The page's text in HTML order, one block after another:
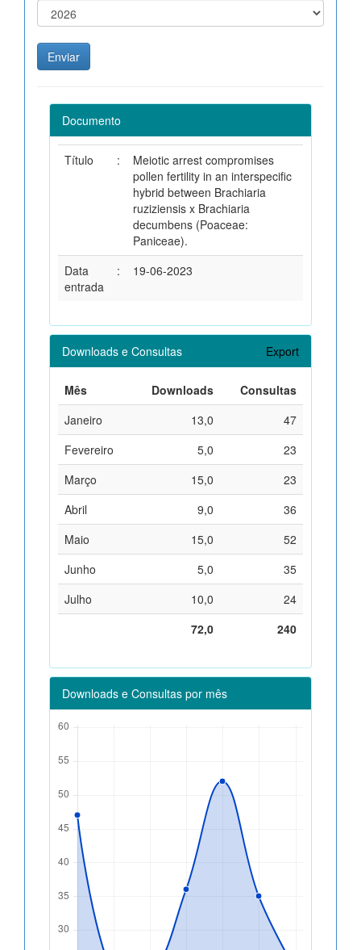
Documento
Título :
Meiotic arrest compromises
pollen fertility in an interspecific
hybrid between Brachiaria
ruziziensis x Brachiaria
decumbens (Poaceae:
Paniceae).
Data
entrada
: 19-06-2023
Downloads e Consultas Export
Mês Downloads
Consultas
Janeiro
13,0
47
Fevereiro
5,0
23
Março
15,0
23
Abril
9,0
36
Maio
15,0
52
Junho
5,0
35
Julho
10,0
24
72,0
240
Downloads e Consultas por mês